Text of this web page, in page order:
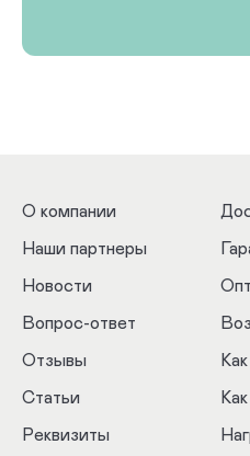
О компании
Наши партнеры
Новости
Вопрос-ответ
Отзывы
Статьи
Реквизиты